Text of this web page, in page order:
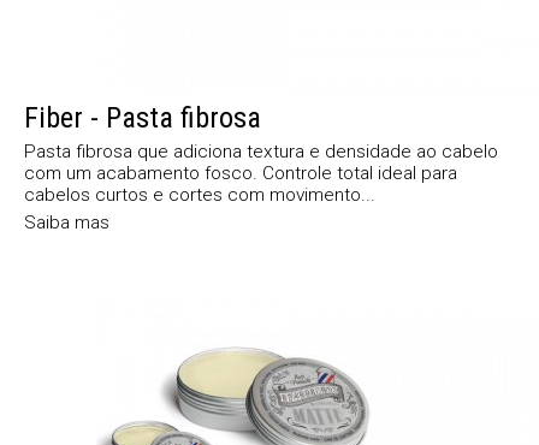
Fiber - Pasta fibrosa
Pasta fibrosa que adiciona textura e densidade ao cabelo
com um acabamento fosco. Controle total ideal para
cabelos curtos e cortes com movimento...
Saiba mas